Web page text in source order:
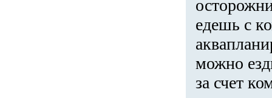
едешь с
можно
за счет